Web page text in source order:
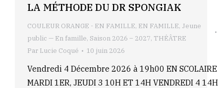
LA MÉTHODE DU DR SPONGIAK
COULEUR ORANGE - EN FAMILLE, EN FAMILLE, Jeune
public — En famille, Saison 2026 – 2027, THÉÂTRE
Par Lucie Coqué 10 juin 2026
Vendredi 4 Décembre 2026 à 19h00 EN SCOLAIRE
MARDI 1ER, JEUDI 3 10H ET 14H VENDREDI 4 14H